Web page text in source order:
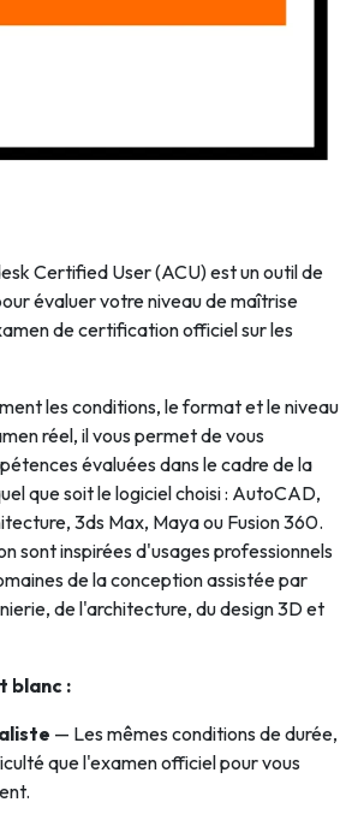
Certified User (ACU) est un outil de
évaluer votre niveau de maîtrise
de certification officiel sur les
les conditions, le format et le niveau
réel, il vous permet de vous
évaluées dans le cadre de la
que soit le logiciel choisi : AutoCAD,
3ds Max, Maya ou Fusion 360.
sont inspirées d'usages professionnels
de la conception assistée par
de l'architecture, du design 3D et
blanc :
— Les mêmes conditions de durée,
que l'examen officiel pour vous